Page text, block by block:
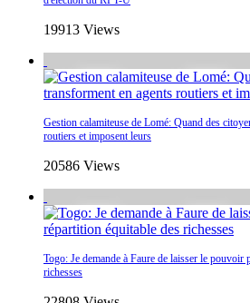
19913 Views
Gestion calamiteuse de Lomé: Quand des
routiers et imposent leurs
20586 Views
Togo: Je demande à Faure de laisser le pouvoir
richesses